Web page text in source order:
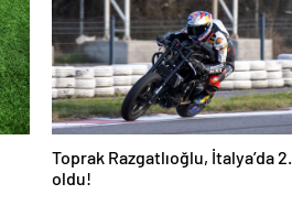
Toprak Razgatlıoğlu, İtalya’da 2.
oldu!